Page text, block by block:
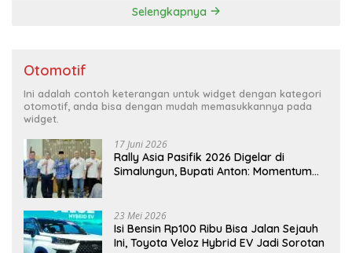
Selengkapnya
Otomotif
Ini adalah contoh keterangan untuk widget dengan kategori
otomotif, anda bisa dengan mudah memasukkannya pada
widget.
17 Juni 2026
Rally Asia Pasifik 2026 Digelar di
Simalungun, Bupati Anton: Momentum
23 Mei 2026
Isi Bensin Rp100 Ribu Bisa Jalan Sejauh
Ini, Toyota Veloz Hybrid EV Jadi Sorotan